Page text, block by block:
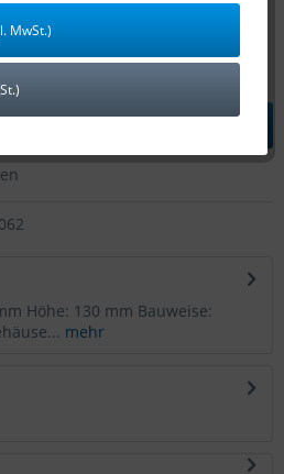
Höhe: 130 mm Bauweise:
mehr
MwSt.)